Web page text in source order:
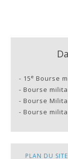
- 15e Bourse
-Bourse
-Bourse
-Bourse
PLAN DU SITE